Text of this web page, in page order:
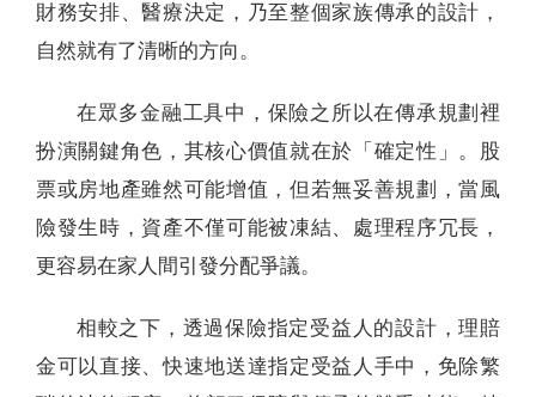
財務安排、醫療決定，乃至整個家族傳承的設計，
自然就有了清晰的方向。
在眾多金融工具中，保險之所以在傳承規劃裡
扮演關鍵角色，其核心價值就在於「確定性」。股
票或房地產雖然可能增值，但若無妥善規劃，當風
險發生時，資產不僅可能被凍結、處理程序冗長，
更容易在家人間引發分配爭議。
相較之下，透過保險指定受益人的設計，理賠
金可以直接、快速地送達指定受益人手中，免除繁